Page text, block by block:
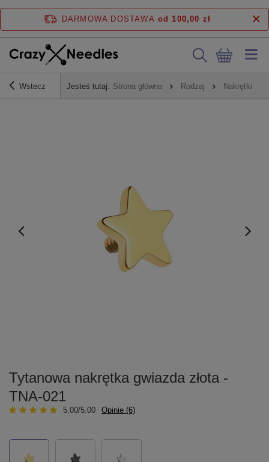
DARMOWA DOSTAWA od 100,00 zł
Wstecz Jesteś tutaj: Strona główna Rodzaj Nakrętki do
Tytanowa nakrętka gwiazda złota -
TNA-021
5.00/5.00 Opinie (6)